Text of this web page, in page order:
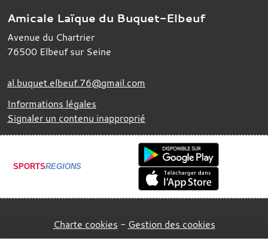
Amicale Laïque du Buquet-Elbeuf
Avenue du Chartrier
76500 Elbeuf sur Seine
al.buquet.elbeuf.76@gmail.com
Informations légales
Signaler un contenu inapproprié
SPORTSREGIONS
Charte cookies Gestion des cookies